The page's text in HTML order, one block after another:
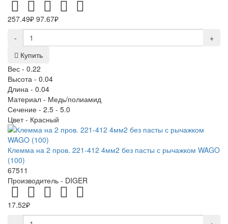
257.49₽ 97.67₽
-
+
Купить
Вес - 0.22
Высота - 0.04
Длина - 0.04
Материал - Медь/полиамид
Сечение - 2.5 - 5.0
Цвет - Красный
Клемма на 2 пров. 221-412 4мм2 без пасты с рычажком WAGO
(100)
67511
Производитель - DIGER
17.52₽